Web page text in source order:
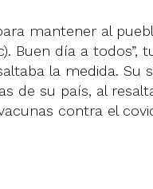
mantener al
Buen día a todos”,
la medida. Su
de su país, al
contra el